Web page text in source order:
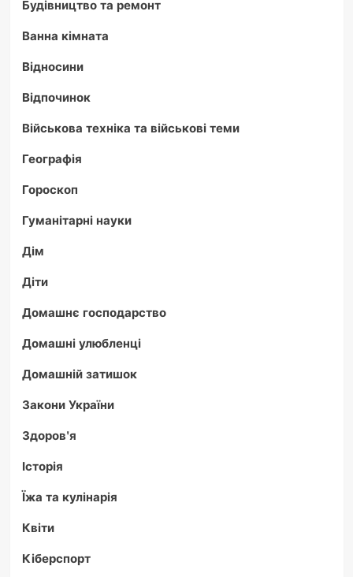
Будівництво та ремонт
Ванна кімната
Відносини
Відпочинок
Військова техніка та військові теми
Географія
Гороскоп
Гуманітарні науки
Дім
Діти
Домашнє господарство
Домашні улюбленці
Домашній затишок
Закони України
Здоров'я
Історія
Їжа та кулінарія
Квіти
Кіберспорт